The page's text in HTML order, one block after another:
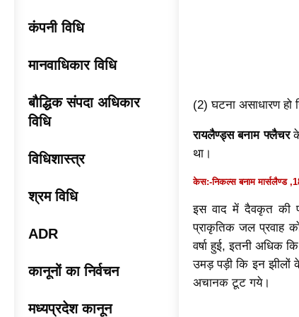
कंपनी विधि
मानवाधिकार विधि
बौद्धिक संपदा अधिकार
विधि
विधिशास्त्र
श्रम विधि
ADR
कानूनों का निर्वचन
मध्यप्रदेश कानून
(2) घटना असाधारण हो
रायलैण्ड्स बनाम फ्लैचरके
था।
केस:-निकल्स बनाम मार्सलैण्ड
इस वाद में दैवकृत की
प्राकृतिक जल प्रवाह
वर्षा हुई, इतनी अधिक
उमड़ पड़ी कि इन झीलों के
अचानक टूट गये।